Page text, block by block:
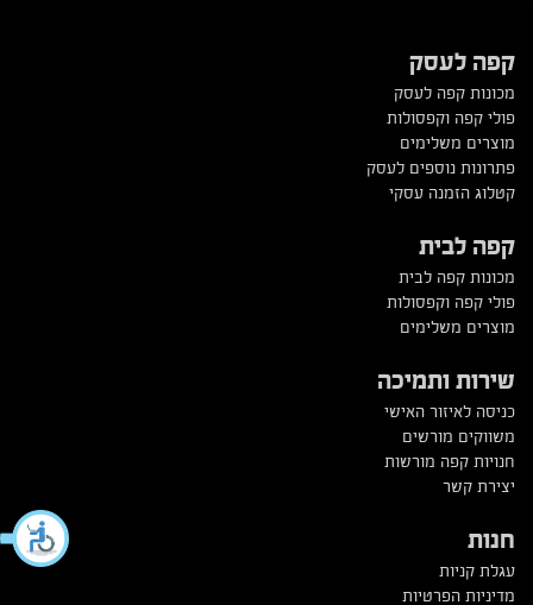
קפה לעסק
מכונות קפה לעסק
פולי קפה וקפסולות
מוצרים משלימים
פתרונות נוספים לעסק
קטלוג הזמנה עסקי
קפה לבית
מכונות קפה לבית
פולי קפה וקפסולות
מוצרים משלימים
שירות ותמיכה
כניסה לאיזור האישי
משווקים מורשים
חנויות קפה מורשות
יצירת קשר
חנות
עגלת קניות
מדיניות הפרטיות